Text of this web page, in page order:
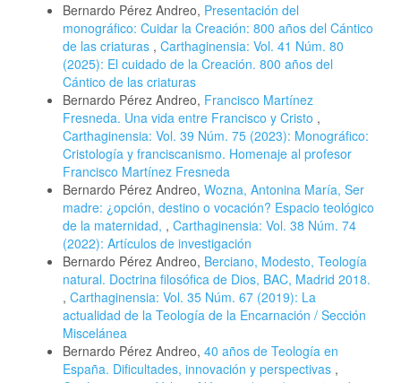
Bernardo Pérez Andreo, Presentación del
monográfico: Cuidar la Creación: 800 años del Cántico
de las criaturas , Carthaginensia: Vol. 41 Núm. 80
(2025): El cuidado de la Creación. 800 años del
Cántico de las criaturas
Bernardo Pérez Andreo, Francisco Martínez
Fresneda. Una vida entre Francisco y Cristo ,
Carthaginensia: Vol. 39 Núm. 75 (2023): Monográfico:
Cristología y franciscanismo. Homenaje al profesor
Francisco Martínez Fresneda
Bernardo Pérez Andreo, Wozna, Antonina María, Ser
madre: ¿opción, destino o vocación? Espacio teológico
de la maternidad, , Carthaginensia: Vol. 38 Núm. 74
(2022): Artículos de investigación
Bernardo Pérez Andreo, Berciano, Modesto, Teología
natural. Doctrina filosófica de Dios, BAC, Madrid 2018.
, Carthaginensia: Vol. 35 Núm. 67 (2019): La
actualidad de la Teología de la Encarnación / Sección
Miscelánea
Bernardo Pérez Andreo, 40 años de Teología en
España. Dificultades, innovación y perspectivas ,